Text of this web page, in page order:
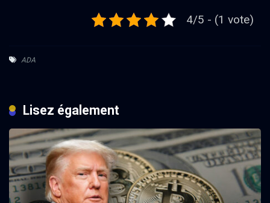
4/5 - (1 vote)
ADA
Lisez également